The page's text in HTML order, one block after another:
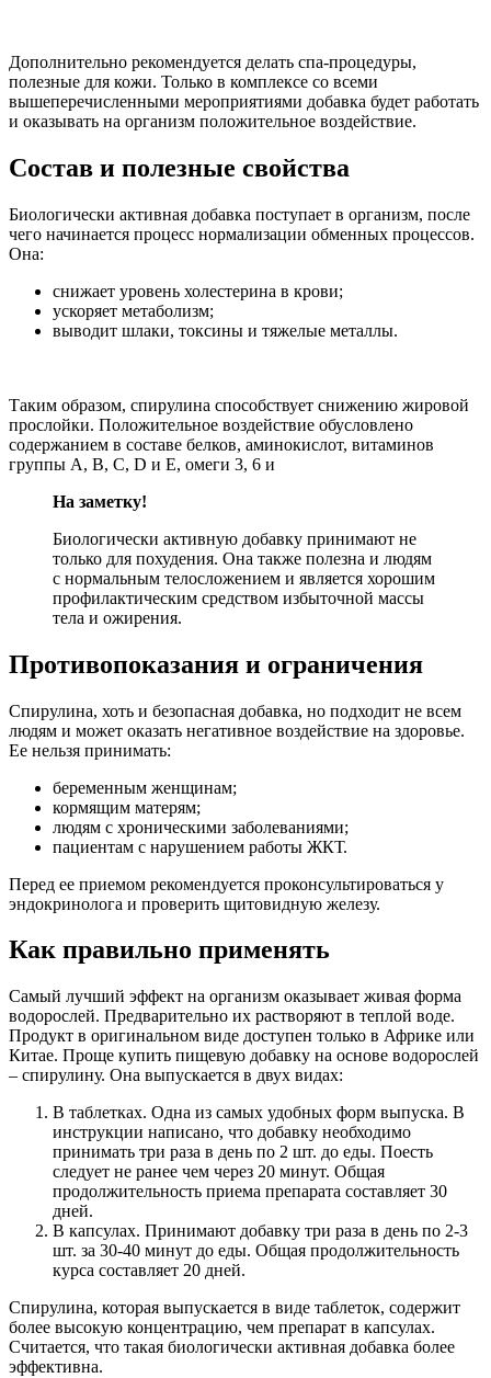
Дополнительно рекомендуется делать спа-процедуры,
полезные для кожи. Только в комплексе со всеми
вышеперечисленными мероприятиями добавка будет работать
и оказывать на организм положительное воздействие.
Состав и полезные свойства
Биологически активная добавка поступает в организм, после
чего начинается процесс нормализации обменных процессов.
Она:
снижает уровень холестерина в крови;
ускоряет метаболизм;
выводит шлаки, токсины и тяжелые металлы.
Таким образом, спирулина способствует снижению жировой
прослойки. Положительное воздействие обусловлено
содержанием в составе белков, аминокислот, витаминов
группы А, В, С, D и Е, омеги 3, 6 и
На заметку!
Биологически активную добавку принимают не
только для похудения. Она также полезна и людям
с нормальным телосложением и является хорошим
профилактическим средством избыточной массы
тела и ожирения.
Противопоказания и ограничения
Спирулина, хоть и безопасная добавка, но подходит не всем
людям и может оказать негативное воздействие на здоровье.
Ее нельзя принимать:
беременным женщинам;
кормящим матерям;
людям с хроническими заболеваниями;
пациентам с нарушением работы ЖКТ.
Перед ее приемом рекомендуется проконсультироваться у
эндокринолога и проверить щитовидную железу.
Как правильно применять
Самый лучший эффект на организм оказывает живая форма
водорослей. Предварительно их растворяют в теплой воде.
Продукт в оригинальном виде доступен только в Африке или
Китае. Проще купить пищевую добавку на основе водорослей
– спирулину. Она выпускается в двух видах:
В таблетках. Одна из самых удобных форм выпуска. В
инструкции написано, что добавку необходимо
принимать три раза в день по 2 шт. до еды. Поесть
следует не ранее чем через 20 минут. Общая
продолжительность приема препарата составляет 30
дней.
В капсулах. Принимают добавку три раза в день по 2-3
шт. за 30-40 минут до еды. Общая продолжительность
курса составляет 20 дней.
Спирулина, которая выпускается в виде таблеток, содержит
более высокую концентрацию, чем препарат в капсулах.
Считается, что такая биологически активная добавка более
эффективна.